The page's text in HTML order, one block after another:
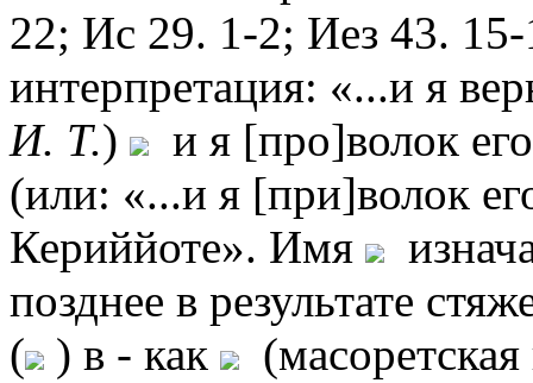
22; Ис 29. 1-2; Иез 43. 15-
интерпретация: «...и я
И. Т.)
и я [про]волок
(или: «...и я [при]волок
Кериййоте». Имя
позднее в результате
(
) в - как